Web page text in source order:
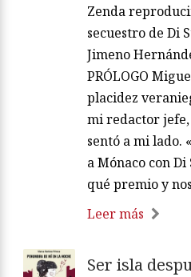
Zenda
secuestro de Di
Jimeno
PRÓLOGO
placidez
mi redactor
sentó a mi lado.
a Mónaco con
qué premio y
Leer más
Ser isla